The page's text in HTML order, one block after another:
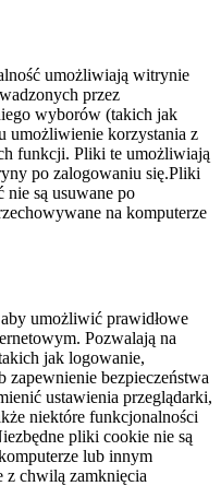
umożliwiają witrynie
przez
wyborów (takich jak
umożliwienie korzystania z
funkcji. Pliki te umożliwiają
po zalogowaniu się.Pliki
nie są usuwane po
na komputerze
umożliwić prawidłowe
Pozwalają na
jak logowanie,
bezpieczeństwa
ustawienia przeglądarki,
niektóre funkcjonalności
pliki cookie nie są
lub innym
z chwilą zamknięcia